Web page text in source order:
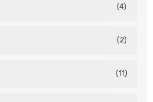
(4)
(2)
(11)